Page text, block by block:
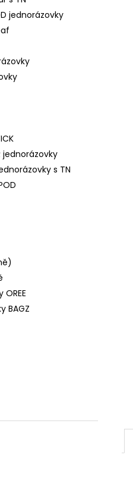
jednorázovky
jednorázovky
s TN
BAGZ
CIGAR
18MG